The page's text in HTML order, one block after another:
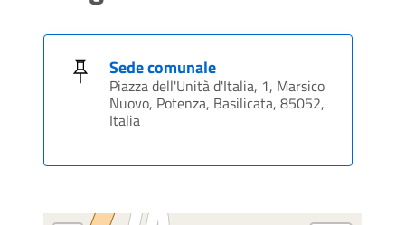
Sede comunale
Piazza dell'Unità d'Italia, 1, Marsico
Nuovo, Potenza, Basilicata, 85052,
Italia